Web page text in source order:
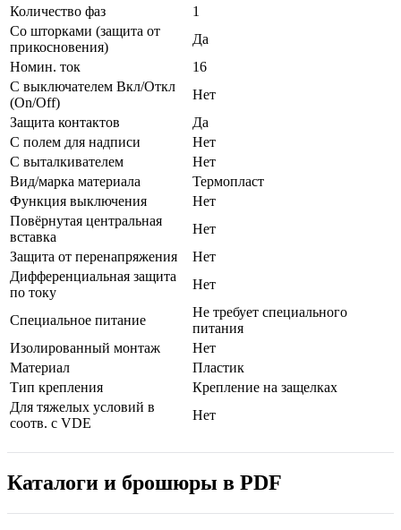
Количество фаз
1
Со шторками (защита от
прикосновения)
Да
Номин. ток
16
С выключателем Вкл/Откл
(On/Off)
Нет
Защита контактов
Да
С полем для надписи
Нет
С выталкивателем
Нет
Вид/марка материала
Термопласт
Функция выключения
Нет
Повёрнутая центральная
вставка
Нет
Защита от перенапряжения
Нет
Дифференциальная защита
по току
Нет
Специальное питание
Не требует специального
питания
Изолированный монтаж
Нет
Материал
Пластик
Тип крепления
Крепление на защелках
Для тяжелых условий в
соотв. с VDE
Нет
Каталоги и брошюры в PDF